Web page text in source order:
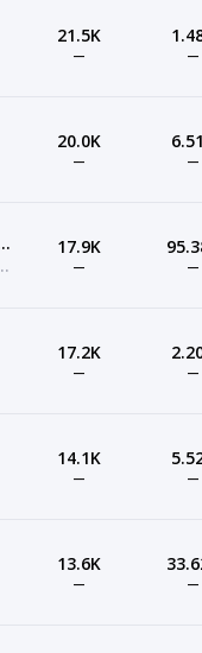
21.5K
— —
20.0K
— —
(104人力銀行)
人力銀行)
17.9K
— —
17.2K
— —
14.1K
— —
13.6K
— —